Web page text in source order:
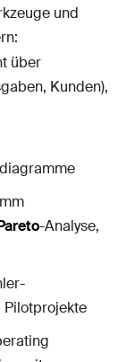
und
über
Kunden),
-Analyse,
Pilotprojekte